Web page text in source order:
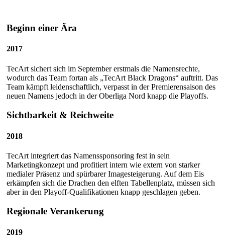
Beginn einer Ära
2017
TecArt sichert sich im September erstmals die Namensrechte,
wodurch das Team fortan als „TecArt Black Dragons“ auftritt. Das
Team kämpft leidenschaftlich, verpasst in der Premierensaison des
neuen Namens jedoch in der Oberliga Nord knapp die Playoffs.
Sichtbarkeit & Reichweite
2018
TecArt integriert das Namenssponsoring fest in sein
Marketingkonzept und profitiert intern wie extern von starker
medialer Präsenz und spürbarer Imagesteigerung. Auf dem Eis
erkämpfen sich die Drachen den elften Tabellenplatz, müssen sich
aber in den Playoff-Qualifikationen knapp geschlagen geben.
Regionale Verankerung
2019